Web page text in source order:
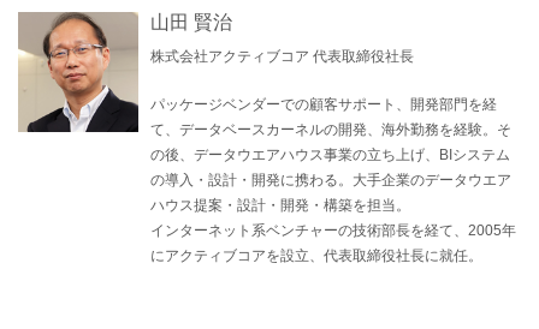
山田 賢治
株式会社アクティブコア 代表取締役社長
パッケージベンダーでの顧客サポート、開発部門を経
て、データベースカーネルの開発、海外勤務を経験。そ
の後、データウエアハウス事業の立ち上げ、BIシステム
の導入・設計・開発に携わる。大手企業のデータウエア
ハウス提案・設計・開発・構築を担当。
インターネット系ベンチャーの技術部長を経て、2005年
にアクティブコアを設立、代表取締役社長に就任。